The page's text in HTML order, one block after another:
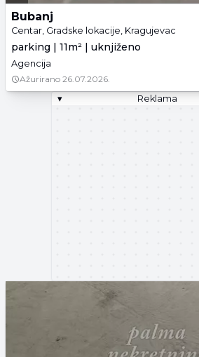
Bubanj
Centar, Gradske lokacije, Kragujevac
parking | 11m² | uknjiženo
Agencija
Ažurirano 26.07.2026.
▾
Reklama